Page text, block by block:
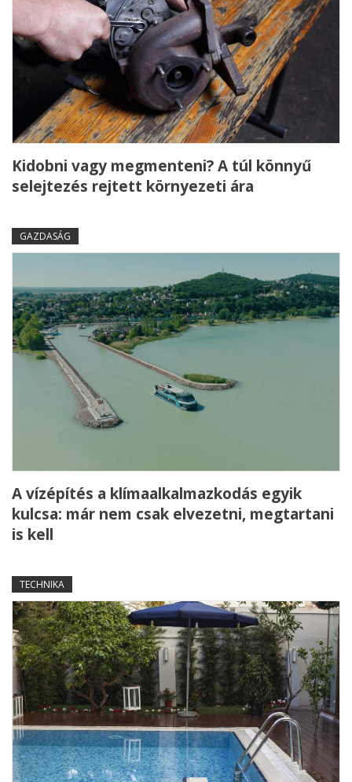
Kidobni vagy megmenteni? A túl könnyű
selejtezés rejtett környezeti ára
GAZDASÁG
A vízépítés a klímaalkalmazkodás egyik
kulcsa: már nem csak elvezetni, megtartani
is kell
TECHNIKA